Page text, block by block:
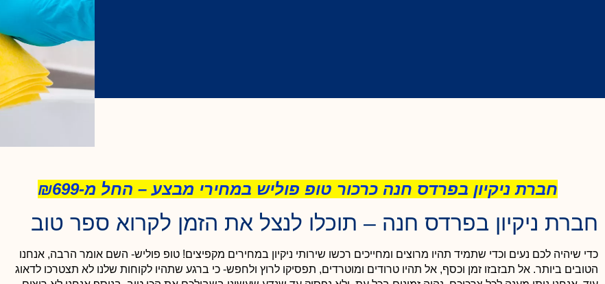
חברת ניקיון בפרדס חנה כרכור טופ פוליש במחירי מבצע – החל מ-₪699
חברת ניקיון בפרדס חנה – תוכלו לנצל את הזמן לקרוא ספר טוב
כדי שיהיה לכם נעים וכדי שתמיד תהיו מרוצים ומחייכים רכשו שירותי ניקיון במחירים מקפיצים! טופ פוליש- השם אומר הרבה, אנחנו
הטובים ביותר. אל תבזבזו זמן וכסף, אל תהיו טרודים ומוטרדים, תפסיקו לרוץ ולחפש- כי ברגע שתהיו לקוחות שלנו לא תצטרכו לדאוג
לימור ארביב





שושנה אהרון




